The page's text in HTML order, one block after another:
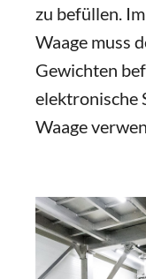
zu befüllen.
Waage muss
Gewichten
elektronische
Waage